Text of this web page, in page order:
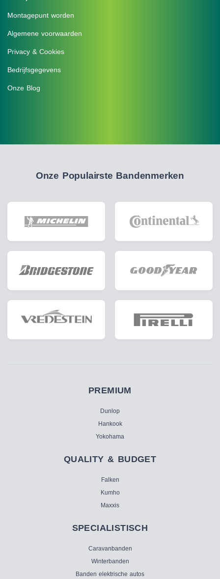
Montagepunt worden
Algemene voorwaarden
Privacy & Cookies
Bedrijfsgegevens
Onze Blog
Onze Populairste Bandenmerken
PREMIUM
Dunlop
Hankook
Yokohama
QUALITY & BUDGET
Falken
Kumho
Maxxis
SPECIALISTISCH
Caravanbanden
Winterbanden
Banden elektrische autos